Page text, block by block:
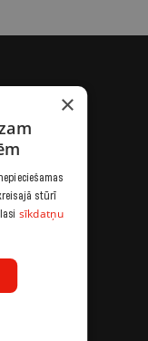
×
stūrī
sīkdatņu